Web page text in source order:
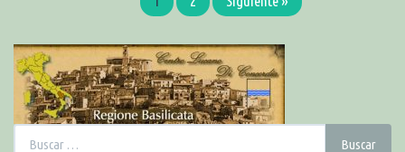
Buscar:
Buscar